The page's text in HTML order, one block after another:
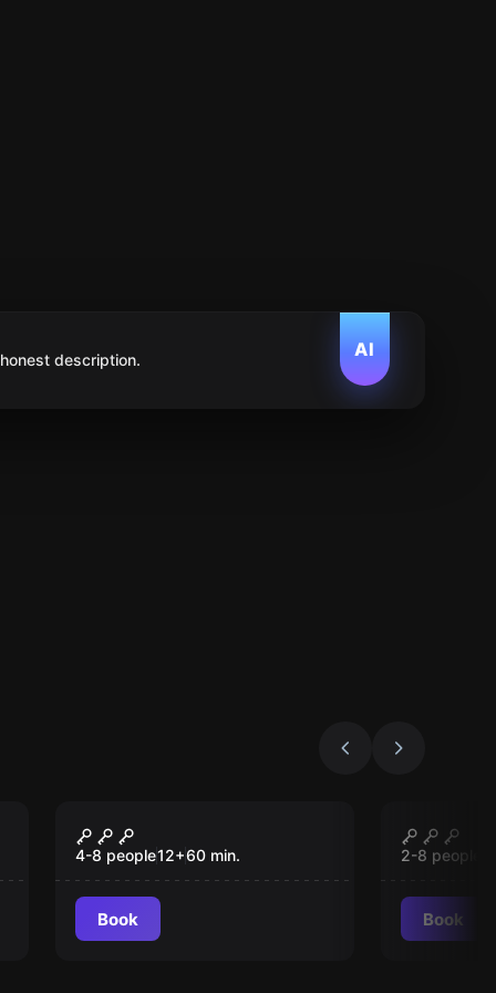
AI
description.
Nosferatu
4-8 people12+60 min.
Book
2-8 people
Book